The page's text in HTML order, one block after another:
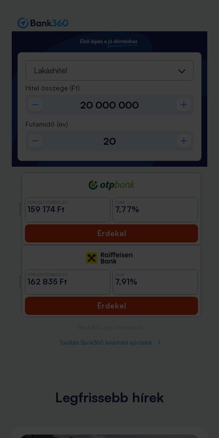
Lakáshitel
Hitel összege (Ft)
Futamidő (év)
159 174 Ft 7,77%
Érdekel
162 835 Ft 7,91%
Érdekel
További Bank360 lakáshitel ajánlatok
Legfrissebb hírek